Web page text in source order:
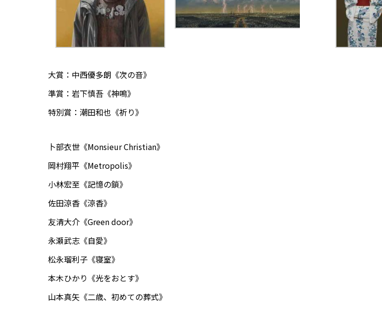
大賞：中西優多朗《次の音》
準賞：岩下慎吾《神鳴》
特別賞：潮田和也《祈り》
卜部衣世《Monsieur Christian》
岡村翔平《Metropolis》
小林宏至《記憶の鎖》
佐田涼香《涼香》
友清大介《Green door》
永瀬武志《自愛》
松永瑠利子《寝室》
本木ひかり《光をおとす》
山本真矢《二歳、初めての葬式》